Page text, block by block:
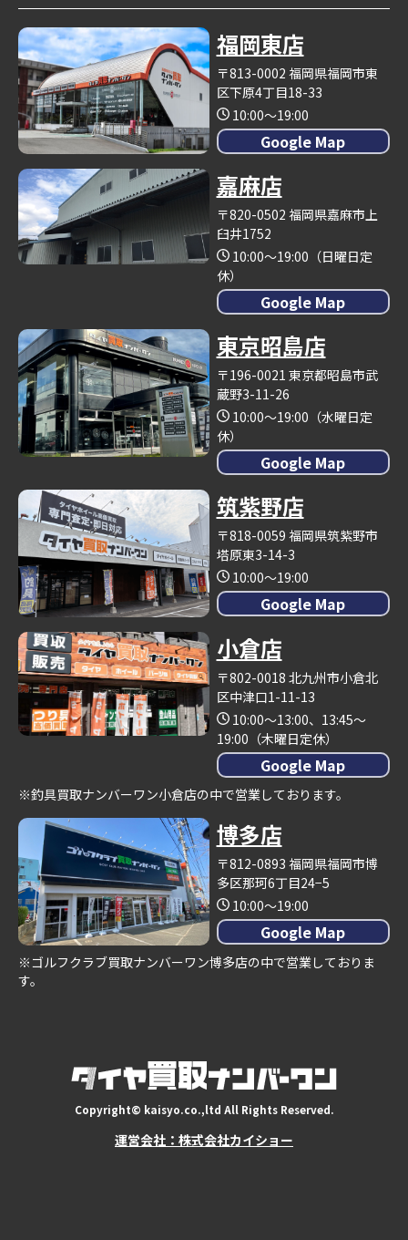
福岡東店
〒813-0002 福岡県福岡市東
区下原4丁目18-33
10:00～19:00
Google Map
嘉麻店
〒820-0502 福岡県嘉麻市上
臼井1752
10:00～19:00（日曜日定
休）
Google Map
東京昭島店
〒196-0021 東京都昭島市武
蔵野3-11-26
10:00～19:00（水曜日定
休）
Google Map
筑紫野店
〒818-0059 福岡県筑紫野市
塔原東3-14-3
10:00～19:00
Google Map
小倉店
〒802-0018 北九州市小倉北
区中津口1-11-13
10:00～13:00、13:45～
19:00（木曜日定休）
Google Map
※釣具買取ナンバーワン小倉店の中で営業しております。
博多店
〒812-0893 福岡県福岡市博
多区那珂6丁目24−5
10:00～19:00
Google Map
※ゴルフクラブ買取ナンバーワン博多店の中で営業しておりま
す。
Copyright© kaisyo.co.,ltd All Rights Reserved.
運営会社：株式会社カイショー